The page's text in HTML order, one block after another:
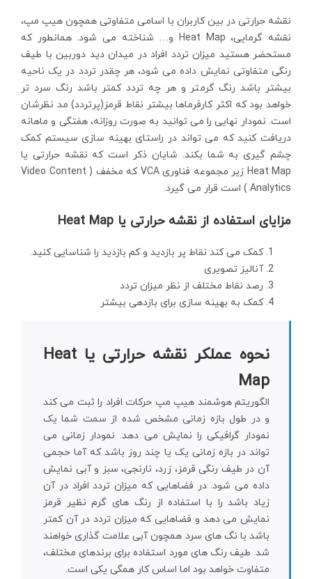
نقشه حرارتی در بین کاربران با اسامی متفاوتی همچون هیپ مپ،
نقشه گرمایی، Heat Map و… شناخته می شود. همانطور که
مستحضر هستید میزان تردد افراد در میدان دید دوربین با طیف
رنگی متفاوتی نمایش داده می شود، هر چقدر تردد در یک ناحیه
بیشتر باشد رنگ گرمتر و هر چه تردد کمتر باشد رنگ سرد تر
خواهد بود که اکثر کارفرماها بیشتر نقاط قرمز(پرتردد) مد نظرشان
است. نمودار نهایی را می توانید به صورت روزانه، هفتگی و ماهانه
دریافت کنید که می تواند در راستای بهینه سازی سیستم کمک
چشم گیری به شما بکند. شایان ذکر است که نقشه حرارتی یا
Heat Map زیر مجموعه فناوری VCA که مخفف ( Video Content
Analytics ) است قرار می گیرد.
مزایای استفاده از نقشه حرارتی یا Heat Map
کمک می کند نقاط پر بازدید و کم بازدید را شناسایی کنید.
آنالیز تصویری
رصد نقاط مختلف از نظر میزان تردد
کمک به بهینه سازی برای بازدهی بیشتر
نحوه عملکر نقشه حرارتی یا Heat
Map
الگوریتم هوشمند هیپ مپ حرکات افراد را ثبت می کند
و در طول بازه زمانی مشخص شده از سمت شما یک
نمودار گرافیکی را نمایش می دهد. نمودار زمانی می
تواند در بازه زمانی یک یا چند روز باشد که آما حجمی
آن در طیف رنگی قرمز، زرد، نارنجی، سبز و آبی نمایش
داده می شود. در فضاهایی که میزان تردد افراد در آن
زیاد باشد را با استفاده از رنگ های گرم نظیر قرمز
نمایش می دهد و فضاهایی که میزان تردد در آن کمتر
باشد با نگ های سرد همچون آبی علامت گذاری خواهند
شد. طیف رنگ های مورد استفاده برای برندهای مختلف،
متفاوت خواهد بود اما اساس کار همگی یکی است.